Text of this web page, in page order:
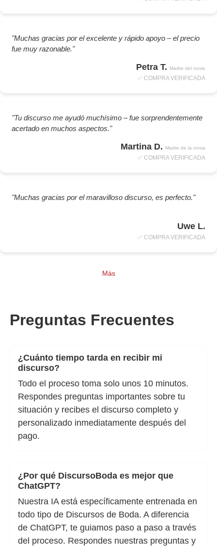
"Muchas gracias por el excelente y rápido apoyo – el precio
fue muy razonable."
Petra T. Madre del novio
✅ COMPRA VERIFICADA
"Tu discurso me ayudó muchísimo – fue sorprendentemente
acertado en muchos aspectos."
Martina D. Madre de la novia
✅ COMPRA VERIFICADA
"Muchas gracias por el maravilloso discurso, es perfecto."
Uwe L.
✅ COMPRA VERIFICADA
Más
Preguntas Frecuentes
¿Cuánto tiempo tarda en recibir mi
discurso?
Todo el proceso toma solo unos 10 minutos.
Respondes preguntas importantes sobre tu
situación y recibes el discurso completo y
personalizado inmediatamente después del
pago.
¿Por qué DiscursoBoda es mejor que
ChatGPT?
Nuestra IA está específicamente entrenada en
todo tipo de Discursos de Boda. A diferencia
de ChatGPT, te guiamos paso a paso a través
del proceso. Respondes nuestras preguntas y